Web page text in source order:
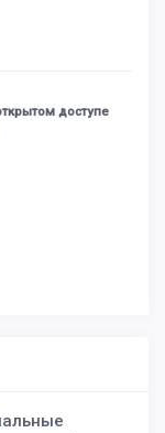
доступе